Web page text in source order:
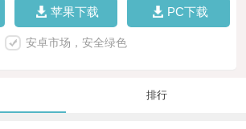
苹果下载 PC下载
安卓市场，安全绿色
排行